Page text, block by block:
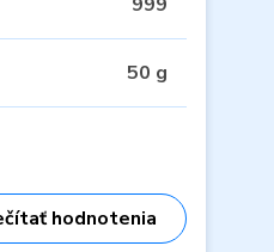
50 g
hodnotenia